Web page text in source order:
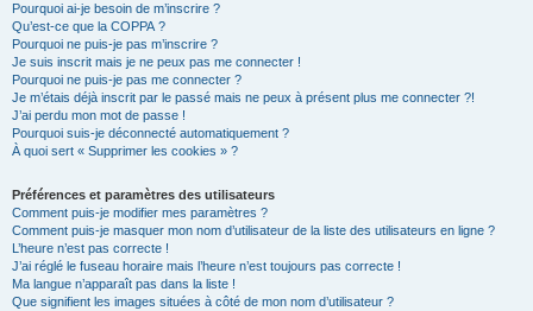
Pourquoi ai-je besoin de m’inscrire ?
Qu’est-ce que la COPPA ?
Pourquoi ne puis-je pas m’inscrire ?
Je suis inscrit mais je ne peux pas me connecter !
Pourquoi ne puis-je pas me connecter ?
Je m’étais déjà inscrit par le passé mais ne peux à présent plus me connecter ?!
J’ai perdu mon mot de passe !
Pourquoi suis-je déconnecté automatiquement ?
À quoi sert « Supprimer les cookies » ?
Préférences et paramètres des utilisateurs
Comment puis-je modifier mes paramètres ?
Comment puis-je masquer mon nom d’utilisateur de la liste des utilisateurs en ligne ?
L’heure n’est pas correcte !
J’ai réglé le fuseau horaire mais l’heure n’est toujours pas correcte !
Ma langue n’apparaît pas dans la liste !
Que signifient les images situées à côté de mon nom d’utilisateur ?